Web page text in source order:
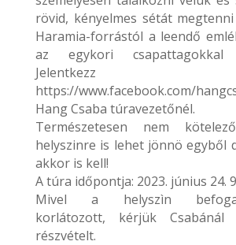
rövid, kényelmes sétát
Haramia-forrástól a leendő
az egykori csapattagokkal
Jelentkezz
https://www.facebook.com/
Hang Csaba túravezetőnél.
Természetesen nem
helyszinre is lehet jönnö egyből
akkor is kell!
A túra időpontja: 2023. június 24.
Mivel a helyszìn
korlátozott, kérjük Csabánál
részvételt.